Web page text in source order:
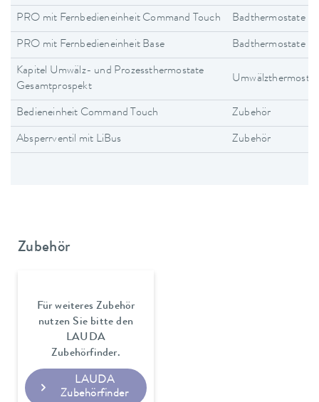
PRO mit Fernbedieneinheit Command Touch Badthermostate
PRO mit Fernbedieneinheit Base Badthermostate
Kapitel Umwälz- und Prozessthermostate
Gesamtprospekt
Bedieneinheit Command Touch Zubehör
Absperrventil mit LiBus Zubehör
Zubehör
Für weiteres Zubehör
nutzen Sie bitte den
LAUDA
Zubehörfinder.
LAUDA
Zubehörfinder